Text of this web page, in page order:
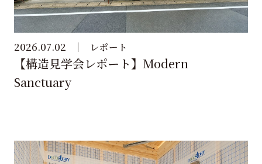
2026.07.02 レポート
【構造見学会レポート】Modern
Sanctuary